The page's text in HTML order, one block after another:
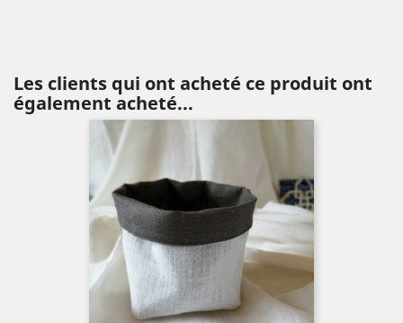
Les clients qui ont acheté ce produit ont
également acheté...